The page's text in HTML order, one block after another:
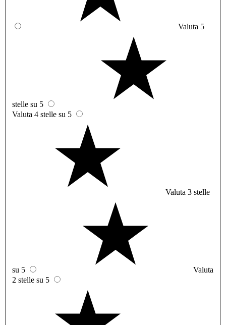
Valuta 5
stelle su 5
Valuta 4 stelle su 5
Valuta 3 stelle
su 5
Valuta
2 stelle su 5